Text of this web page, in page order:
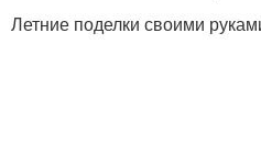
Летние поделки своими